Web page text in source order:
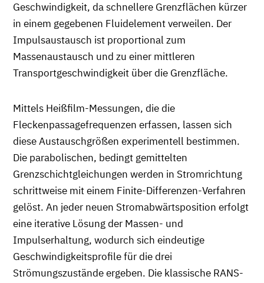
Geschwindigkeit, da schnellere Grenzflächen kürzer
in einem gegebenen Fluidelement verweilen. Der
Impulsaustausch ist proportional zum
Massenaustausch und zu einer mittleren
Transportgeschwindigkeit über die Grenzfläche.
Mittels Heißfilm-Messungen, die die
Fleckenpassagefrequenzen erfassen, lassen sich
diese Austauschgrößen experimentell bestimmen.
Die parabolischen, bedingt gemittelten
Grenzschichtgleichungen werden in Stromrichtung
schrittweise mit einem Finite-Differenzen-Verfahren
gelöst. An jeder neuen Stromabwärtsposition erfolgt
eine iterative Lösung der Massen- und
Impulserhaltung, wodurch sich eindeutige
Geschwindigkeitsprofile für die drei
Strömungszustände ergeben. Die klassische RANS-